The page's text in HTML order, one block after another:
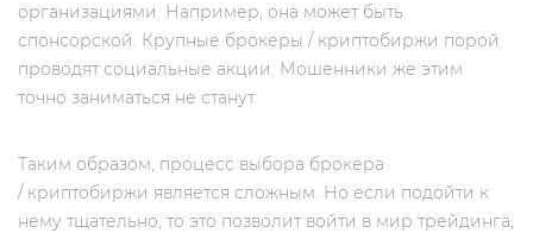
организациями. Например, она может быть
спонсорской. Крупные брокеры / криптобиржи порой
проводят социальные акции. Мошенники же этим
точно заниматься не станут.
Таким образом, процесс выбора брокера
/ криптобиржи является сложным. Но если подойти к
нему тщательно, то это позволит войти в мир трейдинга,